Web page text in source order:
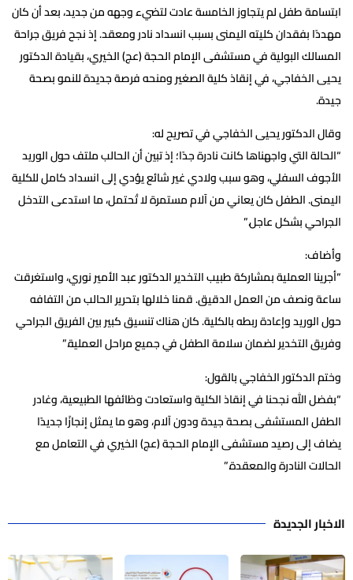
ابتسامة طفل لم يتجاوز الخامسة عادت لتضيء وجهه من جديد، بعد أن كان
مهددًا بفقدان كليته اليمنى بسبب انسداد نادر ومعقد. إذ نجح فريق جراحة
المسالك البولية في مستشفى الإمام الحجة (عج) الخيري، بقيادة الدكتور
يحيى الخفاجي، في إنقاذ كلية الصغير ومنحه فرصة جديدة للنمو بصحة
جيدة.
وقال الدكتور يحيى الخفاجي في تصريح له:
“الحالة التي واجهناها كانت نادرة جدًا؛ إذ تبين أن الحالب ملتف حول الوريد
الأجوف السفلي، وهو سبب ولادي غير شائع يؤدي إلى انسداد كامل للكلية
اليمنى. الطفل كان يعاني من آلام مستمرة لا تُحتمل، ما استدعى التدخل
الجراحي بشكل عاجل.”
وأضاف:
“أجرينا العملية بمشاركة طبيب التخدير الدكتور عبد الأمير نوري، واستغرقت
ساعة ونصف من العمل الدقيق. قمنا خلالها بتحرير الحالب من التفافه
حول الوريد وإعادة ربطه بالكلية. كان هناك تنسيق كبير بين الفريق الجراحي
وفريق التخدير لضمان سلامة الطفل في جميع مراحل العملية.”
وختم الدكتور الخفاجي بالقول:
“بفضل الله نجحنا في إنقاذ الكلية واستعادت وظائفها الطبيعية، وغادر
الطفل المستشفى بصحة جيدة ودون آلام، وهو ما يمثل إنجازًا جديدًا
يضاف إلى رصيد مستشفى الإمام الحجة (عج) الخيري في التعامل مع
الحالات النادرة والمعقدة.”
الاخبار الجديدة